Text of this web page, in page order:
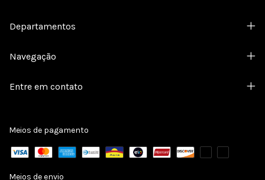
Departamentos
Navegação
Entre em contato
Meios de pagamento
Meios de envio